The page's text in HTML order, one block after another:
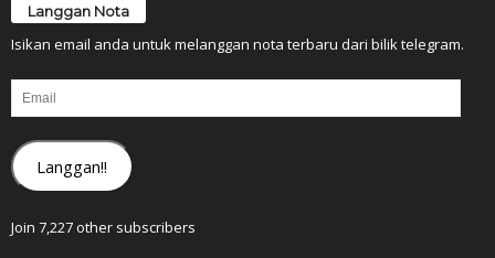
Langgan Nota
Isikan email anda untuk melanggan nota terbaru dari bilik telegram.
Email
Langgan!!
Join 7,227 other subscribers